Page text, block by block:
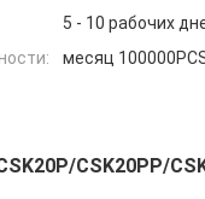
5 - 10 рабочих
месяц
CSK20PP/